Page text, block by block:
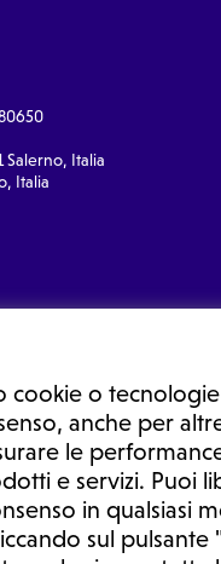
cookie o
anche per
le
e servizi. Puoi
in qualsiasi
sul pulsante
Salerno, Italia
Italia
sono un consulto medico.
diagnosi formulata dal
per la formulazione di